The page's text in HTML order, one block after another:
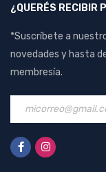
¿QUERÉS RECIBIR
*Suscríbete a
novedades y hasta
membresía.